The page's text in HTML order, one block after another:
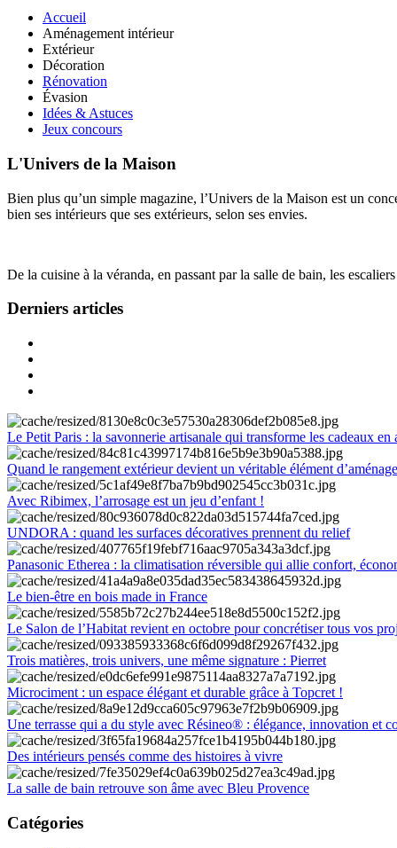
Accueil
Aménagement intérieur
Extérieur
Décoration
Rénovation
Évasion
Idées & Astuces
Jeux concours
L'Univers de la Maison
Bien plus qu’un simple magazine, l’Univers de la Maison est un
bien ses intérieurs que ses extérieurs, selon ses envies.
De la cuisine à la véranda, en passant par la salle de bain, les
Derniers articles
Le Petit Paris : la savonnerie artisanale qui transforme les cadeaux en
Quand le rangement extérieur devient un véritable élément
Avec Ribimex, l’arrosage est un jeu d’enfant !
UNDORA : quand les surfaces décoratives prennent du relief
Panasonic Etherea : la climatisation réversible qui allie confort,
Le bien-être en bois made in France
Le Salon de l’Habitat revient en octobre pour concrétiser tous vos
Trois matières, trois univers, une même signature : Pierret
Microciment : un espace élégant et durable grâce à Topcret !
Une terrasse qui a du style avec Résineo® : élégance, innovation et
Des intérieurs pensés comme des histoires à vivre
La salle de bain retrouve son âme avec Bleu Provence
Catégories